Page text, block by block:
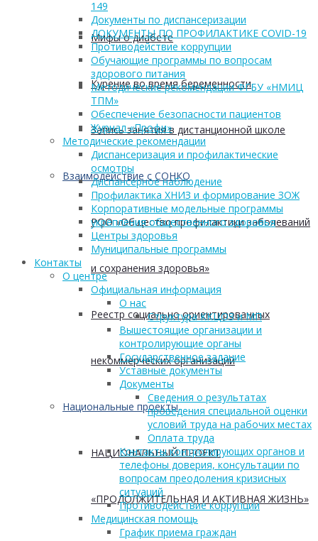
Мифы о диабете
Курение во время беременности
Запись занятия в дистанционной школе
Взаимодействие с СОНКО
РОО «Общество профилактики заболеваний
и сохранения здоровья»
Реестр социально ориентированных
некоммерческих организаций
Национальные проекты
НАЦИОНАЛЬНЫЙ ПРОЕКТ
«ПРОДОЛЖИТЕЛЬНАЯ И АКТИВНАЯ ЖИЗНЬ»
149
Документы по диспансеризации
ДОКУМЕНТЫ ПО ПРОФИЛАКТИКЕ COVID-19
Противодействие коррупции
Обучающие программы по вопросам
здорового питания
Методические рекомендации ФГБУ «НМИЦ
ТПМ»
Обеспечение безопасности пациентов
Журнал «Профи»
Методические рекомендации
Диспансеризация и профилактические
осмотры
Диспансерное наблюдение
Профилактика ХНИЗ и формирование ЗОЖ
Корпоративные модельные программы
укрепления общественного здоровья
Центры здоровья
Муниципальные программы
Контакты
О центре
Официальная информация
О нас
Структура ККЦОЗ и МП
Вышестоящие организации и
контролирующие органы
Государственное задание
Уставные документы
Документы
Сведения о результатах
проведения специальной оценки
условий труда на рабочих местах
Оплата труда
Контакты контролирующих органов и
телефоны доверия, консультации по
вопросам преодоления кризисных
ситуаций
Противодействие коррупции
Медицинская помощь
График приема граждан